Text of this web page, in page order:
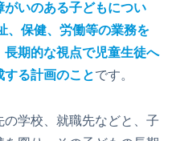
がいのある子どもについ
、保健、労働等の業務を
期的な視点で児童生徒へ
る計画のことです。
学校、就職先などと、子